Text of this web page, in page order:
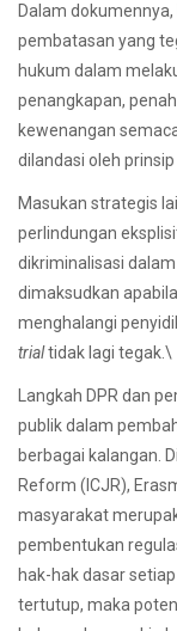
Dalam
pembatasan yang
hukum dalam
penangkapan,
kewenangan
dilandasi oleh
Masukan strategis
perlindungan
dikriminalisasi
dimaksudkan
menghalangi
trialtidak lagi tegak.\
Langkah DPR dan
publik dalam
berbagai kalangan.
Reform (ICJR),
masyarakat
pembentukan
hak-hak dasar
tertutup, maka